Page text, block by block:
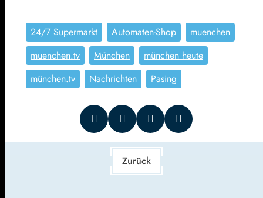
24/7 Supermarkt Automaten-Shop
muenchen
muenchen.tv
München
münchen heute
münchen.tv
Nachrichten Pasing
Zurück